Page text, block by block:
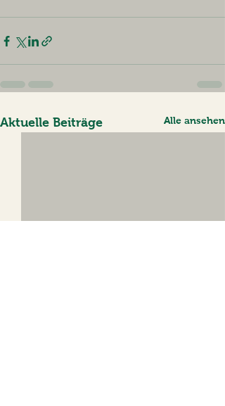
Aktuelle Beiträge Alle ansehen